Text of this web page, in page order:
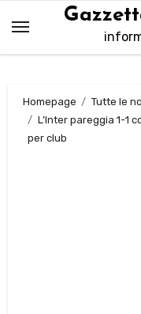
contenuto
Homepage Tutte le
L’Inter pareggia 1-1
per club